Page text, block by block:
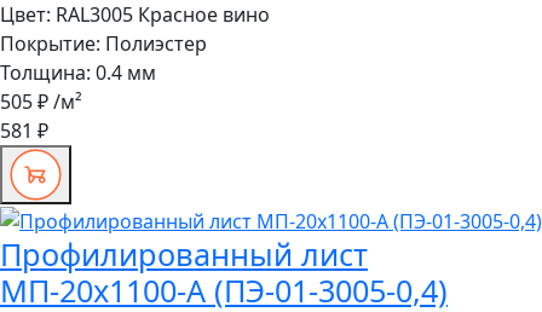
Цвет: RAL3005 Красное вино
Покрытие: Полиэстер
Толщина: 0.4 мм
505 ₽/м²
581 ₽
Профилированный лист
МП-20x1100-A (ПЭ-01-3005-0,4)